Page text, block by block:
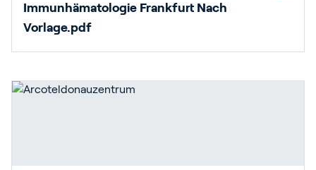
Immunhämatologie Frankfurt Nach
Vorlage.pdf